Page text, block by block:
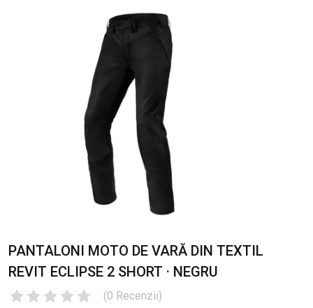
PANTALONI MOTO DE VARĂ DIN TEXTIL
REVIT ECLIPSE 2 SHORT · NEGRU
(0 Recenzii)